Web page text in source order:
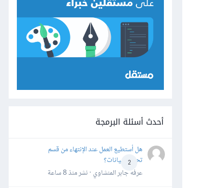
أحدث أسئلة البرمجة
2
هل أستطيع العمل عند الإنتهاء من قسم
تحليل البيانات؟
عرفه جابر المنشاوي · نشرمنذ 8 ساعة